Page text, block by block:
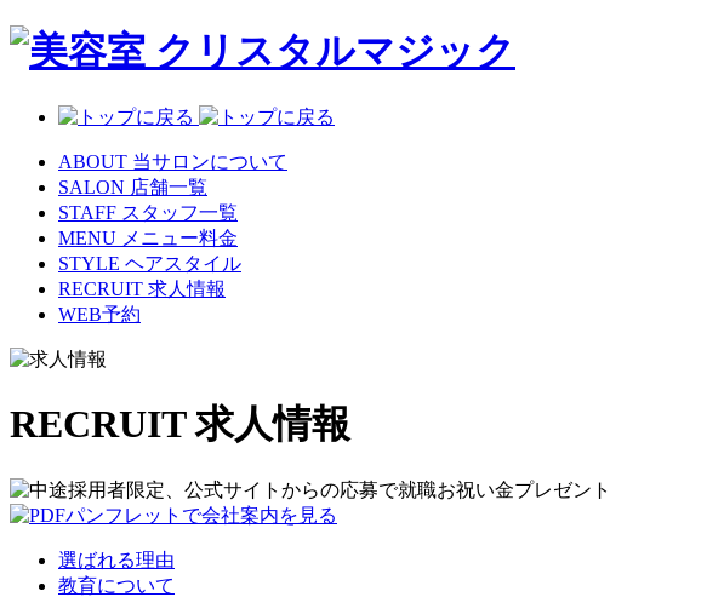
ABOUT 当サロンについて
SALON 店舗一覧
STAFF スタッフ一覧
MENU メニュー料金
STYLE ヘアスタイル
RECRUIT 求人情報
WEB予約
RECRUIT 求人情報
選ばれる理由
教育について